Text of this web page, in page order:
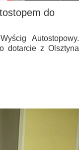
do
Autostopowy.
dotarcie z Olsztyna